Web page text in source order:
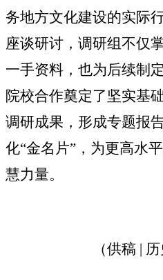
务地方文化建设的实际
座谈研讨，调研组不仅
一手资料，也为后续制
院校合作奠定了坚实基础
调研成果，形成专题报告
化“金名片”，为更高水平
慧力量。
（供稿 |